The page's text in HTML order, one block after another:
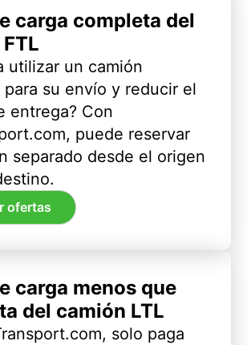
carga completa del
utilizar un camión
su envío y reducir el
entrega? Con
puede reservar
separado desde el origen
ofertas
carga menos que
del camión LTL
solo paga